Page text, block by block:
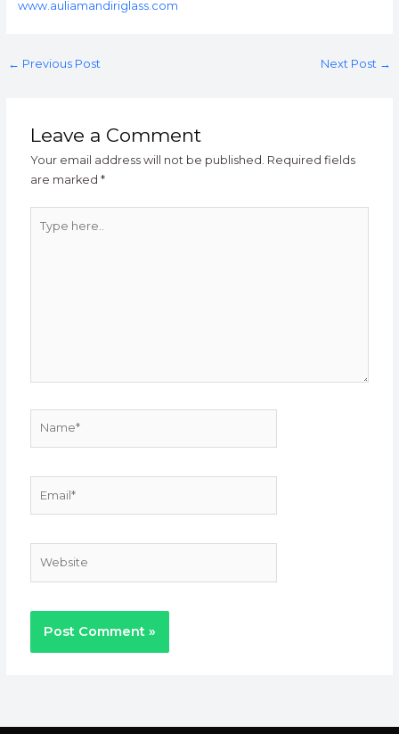
www.auliamandiriglass.com
← Previous Post Next Post →
Leave a Comment
Your email address will not be published. Required fields
are marked*
here..